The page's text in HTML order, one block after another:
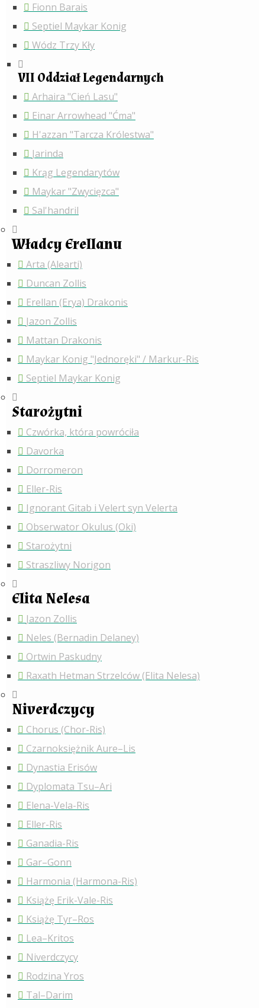
Fionn Barais
Septiel Maykar Konig
Wódz Trzy Kły
VII Oddział Legendarnych
Arhaira "Cień Lasu"
Einar Arrowhead "Ćma"
H'azzan "Tarcza Królestwa"
Jarinda
Krąg Legendarytów
Maykar "Zwycięzca"
Sal'handril
Władcy Erellanu
Arta (Alearti)
Duncan Zollis
Erellan (Erya) Drakonis
Jazon Zollis
Mattan Drakonis
Maykar Konig "Jednoręki" / Markur-Ris
Septiel Maykar Konig
Starożytni
Czwórka, która powróciła
Davorka
Dorromeron
Eller-Ris
Ignorant Gitab i Velert syn Velerta
Obserwator Okulus (Oki)
Starożytni
Straszliwy Norigon
Elita Nelesa
Jazon Zollis
Neles (Bernadin Delaney)
Ortwin Paskudny
Raxath Hetman Strzelców (Elita Nelesa)
Niverdczycy
Chorus (Chor-Ris)
Czarnoksiężnik Aure–Lis
Dynastia Erisów
Dyplomata Tsu–Ari
Elena-Vela-Ris
Eller-Ris
Ganadia-Ris
Gar–Gonn
Harmonia (Harmona-Ris)
Książę Erik-Vale-Ris
Książę Tyr–Ros
Lea–Kritos
Niverdczycy
Rodzina Yros
Tal–Darim